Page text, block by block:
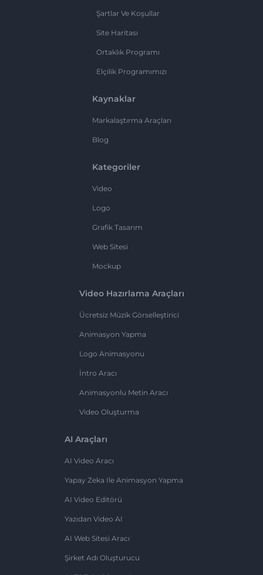
Şartlar Ve Koşullar
Site Haritası
Ortaklık Programı
Elçilik Programımızı
Kaynaklar
Markalaştırma Araçları
Blog
Kategoriler
Video
Logo
Grafik Tasarım
Web Sitesi
Mockup
Video Hazırlama Araçları
Ücretsiz Müzik Görselleştirici
Animasyon Yapma
Logo Animasyonu
İntro Aracı
Animasyonlu Metin Aracı
Video Oluşturma
AI Araçları
AI Video Aracı
Yapay Zeka Ile Animasyon Yapma
AI Video Editörü
Yazıdan Video AI
AI Web Sitesi Aracı
Şirket Adı Oluşturucu